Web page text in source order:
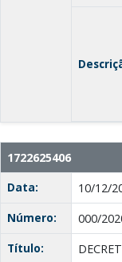
1722625406
Data:
10/12/
Número:
000/
Título: